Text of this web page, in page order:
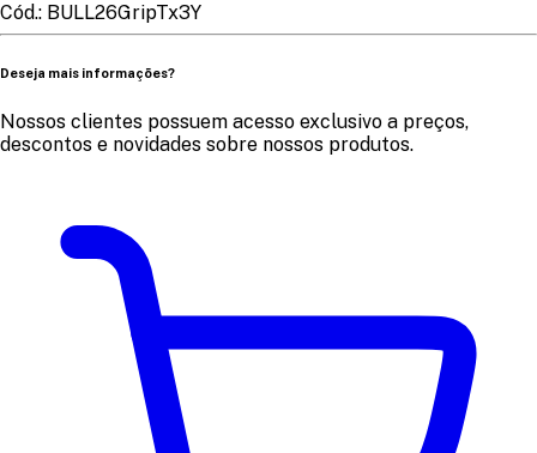
Cód.: BULL26GripTx3Y
Deseja mais informações?
Nossos clientes possuem acesso exclusivo a preços,
descontos e novidades sobre nossos produtos.